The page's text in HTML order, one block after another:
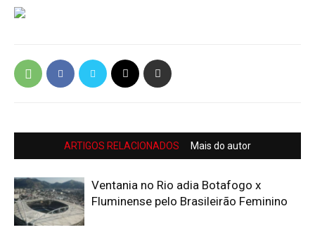
ARTIGOS RELACIONADOS Mais do autor
Ventania no Rio adia Botafogo x
Fluminense pelo Brasileirão Feminino